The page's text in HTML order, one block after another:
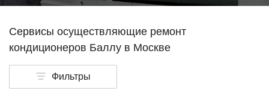
Сервисы осуществляющие ремонт
кондиционеров Баллу в Москве
Фильтры